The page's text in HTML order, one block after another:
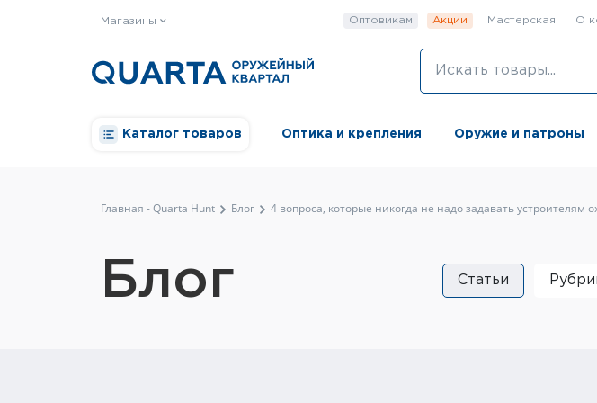
Магазины Оптовикам Акции Мастерская О
Каталог товаров Оптика и крепления Оружие и патроны
Главная - Quarta Hunt Блог 4 вопроса, которые никогда не надо задавать устроителям
Блог Статьи